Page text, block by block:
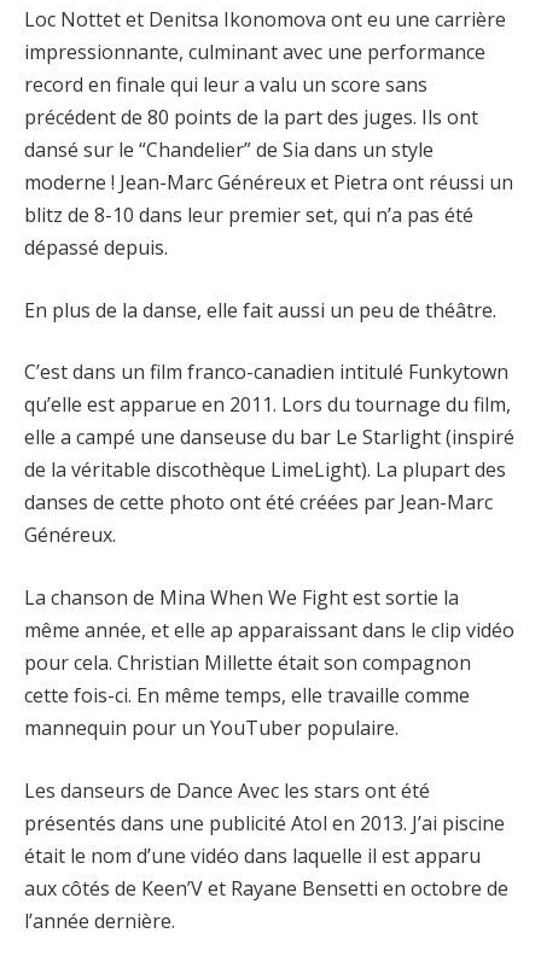
Loc Nottet et Denitsa Ikonomova ont eu une carrière
impressionnante, culminant avec une performance
record en finale qui leur a valu un score sans
précédent de 80 points de la part des juges. Ils ont
dansé sur le “Chandelier” de Sia dans un style
moderne ! Jean-Marc Généreux et Pietra ont réussi un
blitz de 8-10 dans leur premier set, qui n’a pas été
dépassé depuis.
En plus de la danse, elle fait aussi un peu de théâtre.
C’est dans un film franco-canadien intitulé Funkytown
qu’elle est apparue en 2011. Lors du tournage du film,
elle a campé une danseuse du bar Le Starlight (inspiré
de la véritable discothèque LimeLight). La plupart des
danses de cette photo ont été créées par Jean-Marc
Généreux.
La chanson de Mina When We Fight est sortie la
même année, et elle ap apparaissant dans le clip vidéo
pour cela. Christian Millette était son compagnon
cette fois-ci. En même temps, elle travaille comme
mannequin pour un YouTuber populaire.
Les danseurs de Dance Avec les stars ont été
présentés dans une publicité Atol en 2013. J’ai piscine
était le nom d’une vidéo dans laquelle il est apparu
aux côtés de Keen’V et Rayane Bensetti en octobre de
l’année dernière.